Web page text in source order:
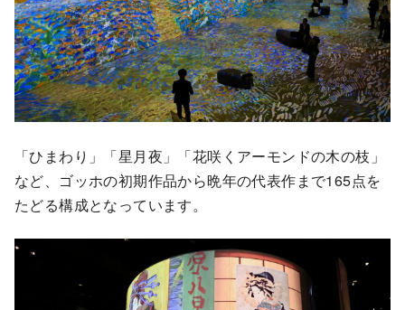
「ひまわり」「星月夜」「花咲くアーモンドの木の枝」
など、ゴッホの初期作品から晩年の代表作まで165点を
たどる構成となっています。